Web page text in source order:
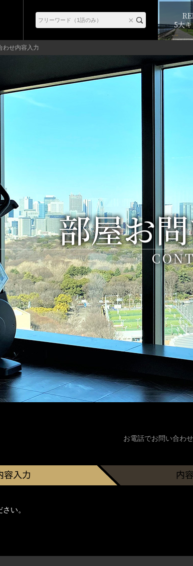
5大
わせ内容入力
部屋お
お電話でお問い合わ
い。